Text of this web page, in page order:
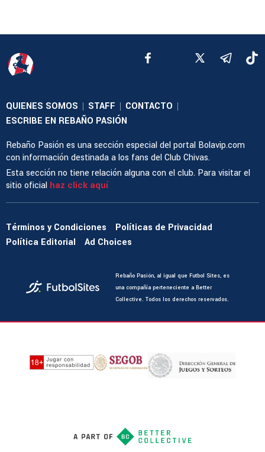
QUIENES SOMOS | STAFF | CONTACTO |
ESCRIBE EN REBAÑO PASIÓN
Rebaño Pasión es una sección especial del portal Bolavip.com
con información destinada a los fans del Club Chivas.
Esta sección no tiene relación alguna con el club. Para visitar el
sitio oficial haz click aquí
Términos y Condiciones
Políticas de Privacidad
Política Editorial
Ad Choices
Rebaño Pasión, al igual que Futbol Sites, es
una compañía perteneciente a Better
Collective. Todos los derechos reservados.